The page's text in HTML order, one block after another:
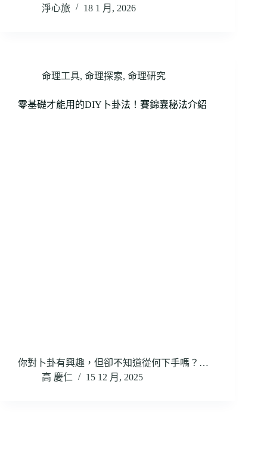
淨心旅
18 1 月, 2026
命理工具, 命理探索, 命理研究
零基礎才能用的DIY卜卦法！賽錦囊秘法介紹
你對卜卦有興趣，但卻不知道從何下手嗎？…
高 慶仁
15 12 月, 2025